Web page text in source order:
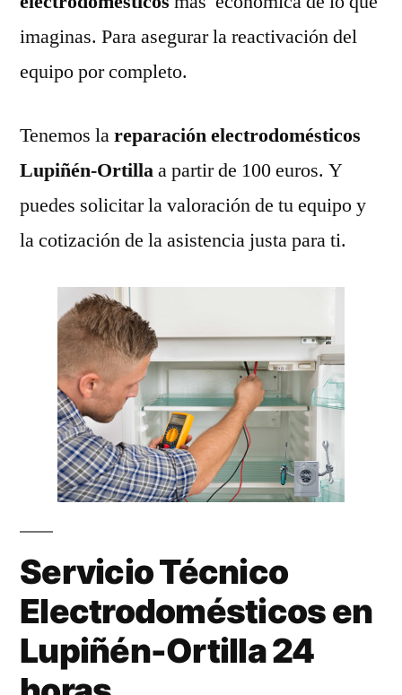
imaginas. Para asegurar la reactivación del
equipo por completo.
Tenemos lareparación electrodomésticos
Lupiñén-Ortillaa partir de 100 euros. Y
puedes solicitar la valoración de tu equipo y
la cotización de la asistencia justa para ti.
Servicio Técnico
Electrodomésticos en
Lupiñén-Ortilla 24